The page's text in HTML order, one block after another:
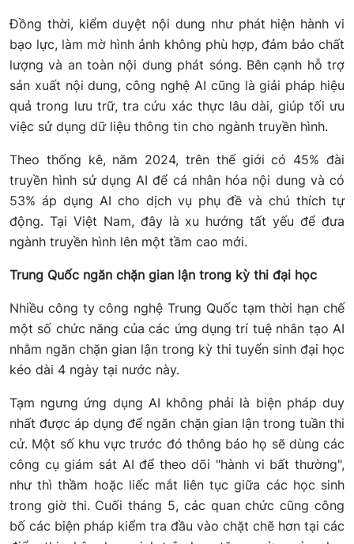
Đồng thời, kiểm duyệt nội dung như phát hiện hành vi
bạo lực, làm mờ hình ảnh không phù hợp, đảm bảo chất
lượng và an toàn nội dung phát sóng. Bên cạnh hỗ trợ
sản xuất nội dung, công nghệ AI cũng là giải pháp hiệu
quả trong lưu trữ, tra cứu xác thực lâu dài, giúp tối ưu
việc sử dụng dữ liệu thông tin cho ngành truyền hình.
Theo thống kê, năm 2024, trên thế giới có 45% đài
truyền hình sử dụng AI để cá nhân hóa nội dung và có
53% áp dụng AI cho dịch vụ phụ đề và chú thích tự
động. Tại Việt Nam, đây là xu hướng tất yếu để đưa
ngành truyền hình lên một tầm cao mới.
Trung Quốc ngăn chặn gian lận trong kỳ thi đại học
Nhiều công ty công nghệ Trung Quốc tạm thời hạn chế
một số chức năng của các ứng dụng trí tuệ nhân tạo AI
nhằm ngăn chặn gian lận trong kỳ thi tuyển sinh đại học
kéo dài 4 ngày tại nước này.
Tạm ngưng ứng dụng AI không phải là biện pháp duy
nhất được áp dụng để ngăn chặn gian lận trong tuần thi
cử. Một số khu vực trước đó thông báo họ sẽ dùng các
công cụ giám sát AI để theo dõi "hành vi bất thường",
như thì thầm hoặc liếc mắt liên tục giữa các học sinh
trong giờ thi. Cuối tháng 5, các quan chức cũng công
bố các biện pháp kiểm tra đầu vào chặt chẽ hơn tại các